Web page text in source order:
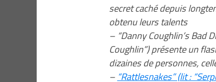
secret caché depuis
obtenu leurs talents
– “Danny Coughlin’s Bad
Coughlin”) présente un
dizaines de personnes,
– “Rattlesnakes” (lit :